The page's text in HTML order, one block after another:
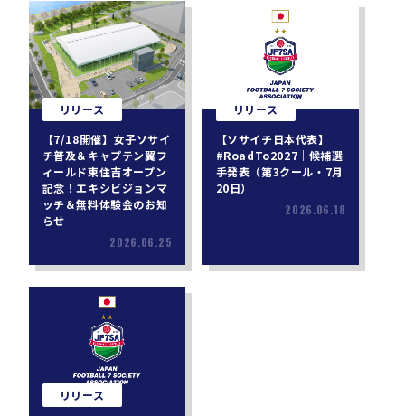
リリース
【7/18開催】女子ソサイ
チ普及＆キャプテン翼フ
ィールド東住吉オープン
記念！エキシビジョンマ
ッチ＆無料体験会のお知
らせ
2026.06.25
リリース
【ソサイチ日本代表】
#RoadTo2027｜候補選
手発表（第3クール・7月
20日）
2026.06.18
リリース